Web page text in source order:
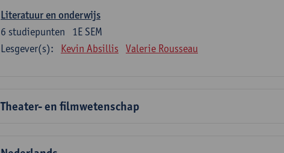
Literatuur en onderwijs
1E SEM
6 studiepunten
Lesgever(s):
Kevin Absillis Valerie Rousseau
Theater- en filmwetenschap